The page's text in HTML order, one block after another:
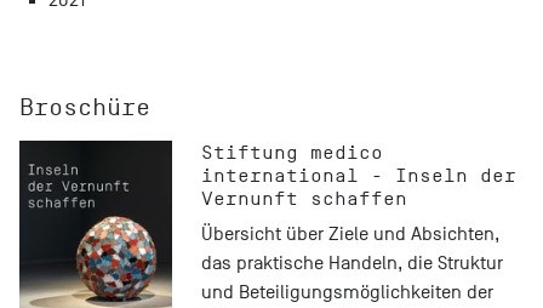
Broschüre
Stiftung medico
international - Inseln der
Vernunft schaffen
Übersicht über Ziele und Absichten,
das praktische Handeln, die Struktur
und Beteiligungsmöglichkeiten der